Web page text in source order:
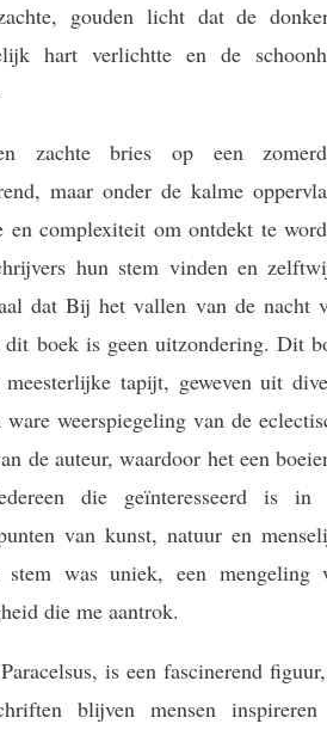
gouden licht dat de
hart verlichtte en de
zachte bries op een
maar onder de kalme
en complexiteit om ontdekt te
hun stem vinden en
dat Bij het vallen van de nacht
dit boek is geen uitzondering. Dit
tapijt, geweven uit
weerspiegeling van de
de auteur, waardoor het een
die geïnteresseerd is in
van kunst, natuur en
stem was uniek, een mengeling
die me aantrok.
is een fascinerend
blijven mensen